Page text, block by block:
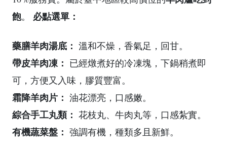
飽。 必點選單：
藥膳羊肉湯底： 溫和不燥，香氣足，回甘。
帶皮羊肉凍： 已經燉煮好的冷凍塊，下鍋稍煮即
可，方便又入味，膠質豐富。
霜降羊肉片： 油花漂亮，口感嫩。
綜合手工丸類： 花枝丸、牛肉丸等，口感紮實。
有機蔬菜盤： 強調有機，種類多且新鮮。